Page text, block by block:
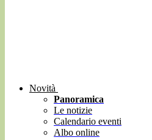
Novità
Panoramica
Le notizie
Calendario eventi
Albo online